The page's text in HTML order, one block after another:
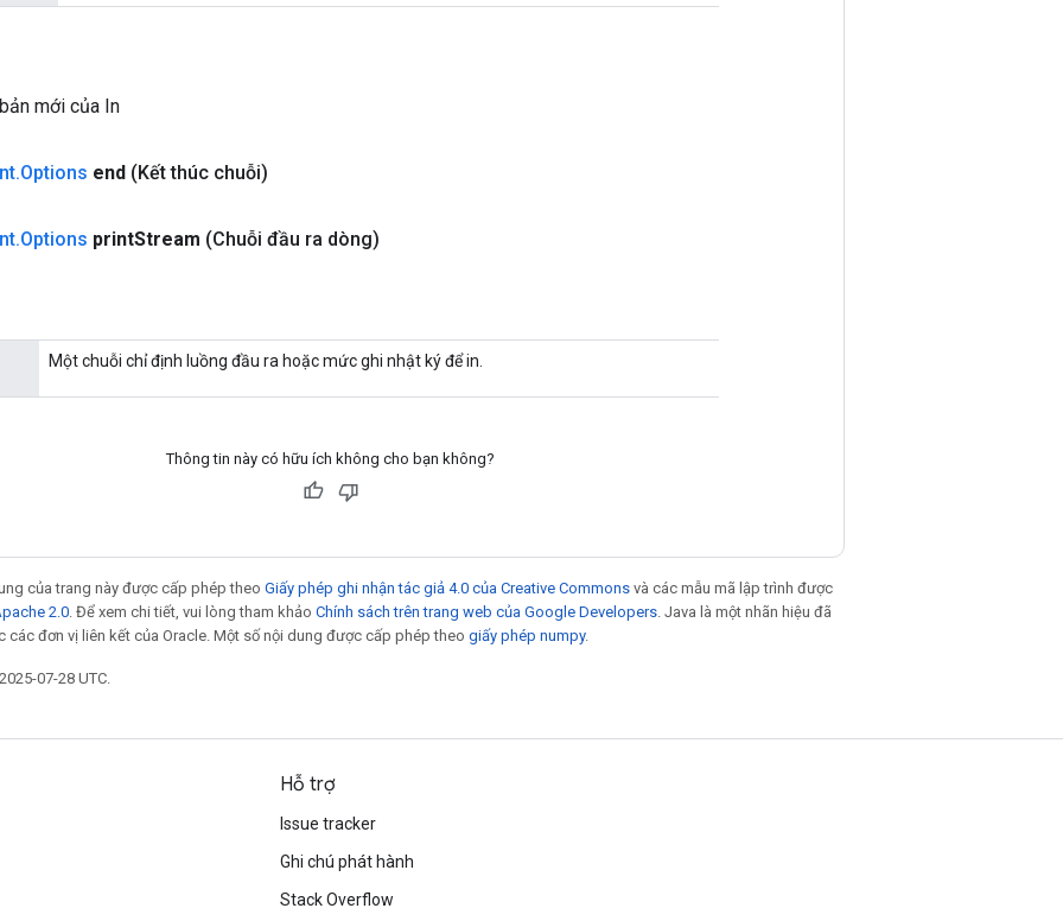
mới của In
.Options end (Kết thúc chuỗi)
.Options printStream (Chuỗi đầu ra dòng)
Một chuỗi chỉ định luồng đầu ra hoặc mức ghi nhật ký để in.
Thông tin này có hữu ích không cho bạn không?
của trang này được cấp phép theo Giấy phép ghi nhận tác giả 4.0 của Creative Commons và các mẫu mã lập trình được
2.0 . Để xem chi tiết, vui lòng tham khảo Chính sách trên trang web của Google Developers . Java là một nhãn hiệu đã
các đơn vị liên kết của Oracle. Một số nội dung được cấp phép theo giấy phép numpy.
07-28 UTC.
Hỗ trợ
Issue tracker
Ghi chú phát hành
Stack Overflow